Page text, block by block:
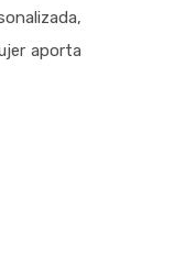
aporta